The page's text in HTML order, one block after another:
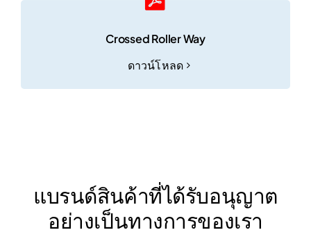
Crossed Roller Way
ดาวน์โหลด
แบรนด์สินค้าที่ได้รับอนุญาต
อย่างเป็นทางการของเรา